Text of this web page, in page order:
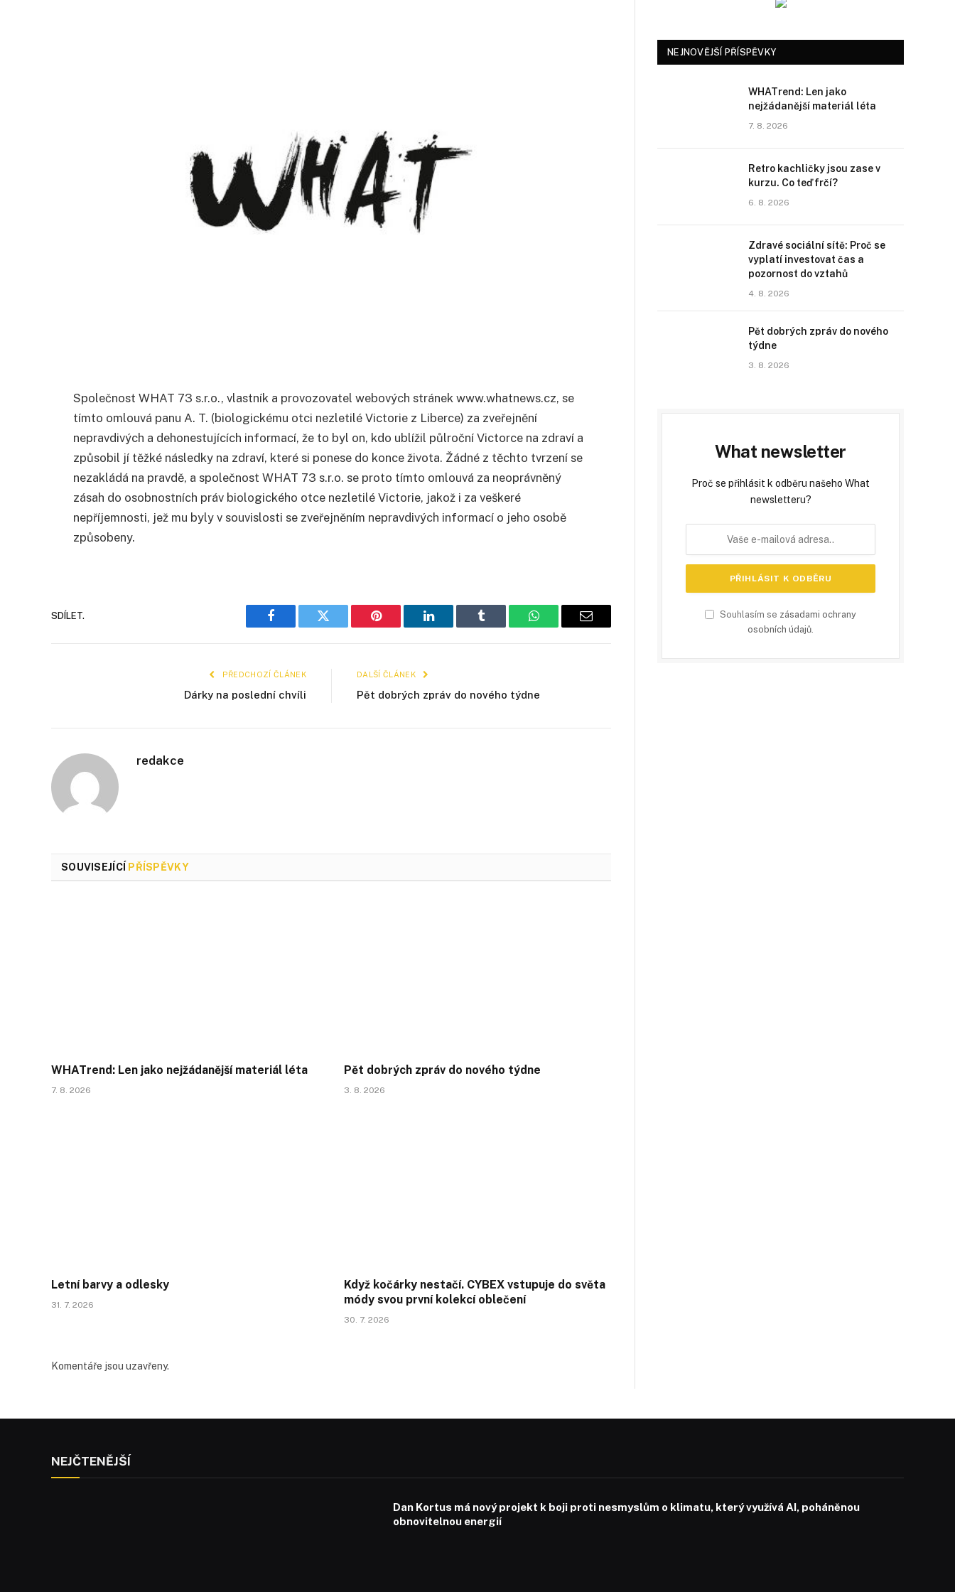
Společnost WHAT 73 s.r.o., vlastník a provozovatel webových stránek www.whatnews.cz, se
tímto omlouvá panu A. T. (biologickému otci nezletilé Victorie z Liberce) za zveřejnění
nepravdivých a dehonestujících informací, že to byl on, kdo ublížil půlroční Victorce na zdraví a
způsobil jí těžké následky na zdraví, které si ponese do konce života. Žádné z těchto tvrzení se
nezakládá na pravdě, a společnost WHAT 73 s.r.o. se proto tímto omlouvá za neoprávněný
zásah do osobnostních práv biologického otce nezletilé Victorie, jakož i za veškeré
nepříjemnosti, jež mu byly v souvislosti se zveřejněním nepravdivých informací o jeho osobě
způsobeny.
SDÍLET.
Facebook Twitter Pinterest LinkedIn Tumblr WhatsAppE-
PŘEDCHOZÍ ČLÁNEK
Dárky na poslední chvíli
DALŠÍ ČLÁNEK
Pět dobrých zpráv do nového týdne
redakce
SOUVISEJÍCÍ PŘÍSPĚVKY
WHATrend: Len jako nejžádanější materiál léta
7. 8. 2026
Pět dobrých zpráv do nového týdne
3. 8. 2026
Letní barvy a odlesky
31. 7. 2026
Když kočárky nestačí. CYBEX vstupuje do světa
módy svou první kolekcí oblečení
30. 7. 2026
Komentáře jsou uzavřeny.
NEJNOVĚJŠÍ PŘÍSPĚVKY
WHATrend: Len jako
nejžádanější materiál léta
7. 8. 2026
Retro kachličky jsou zase v
kurzu. Co teď frčí?
6. 8. 2026
Zdravé sociální sítě: Proč se
vyplatí investovat čas a
pozornost do vztahů
4. 8. 2026
Pět dobrých zpráv do nového
týdne
3. 8. 2026
What newsletter
Proč se přihlásit k odběru našeho What
newsletteru?
Souhlasím se zásadami ochrany
osobních údajů.
NEJČTENĚJŠÍ
Dan Kortus má nový projekt k boji proti nesmyslům o klimatu, který využívá AI, poháněnou
obnovitelnou energií